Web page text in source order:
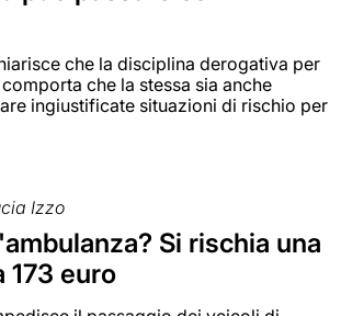
che la disciplina derogativa per
che la stessa sia anche
ingiustificate situazioni di rischio per
Izzo
Si rischia una
173 euro